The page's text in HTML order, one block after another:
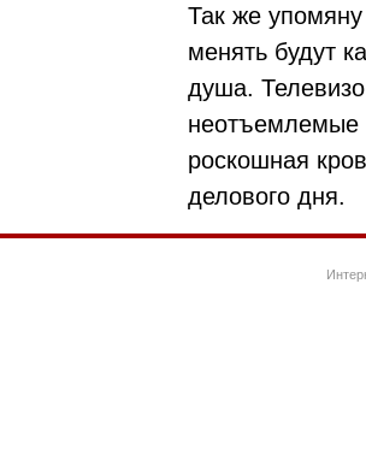
Так же
менять будут
душа.
неотъемлемые
роскошная
делового дня.